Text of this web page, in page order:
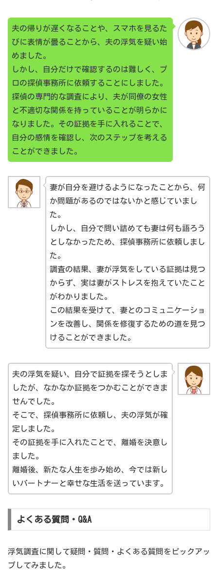
夫の帰りが遅くなることや、スマホを見るた
びに表情が曇ることから、夫の浮気を疑い始
めました。
しかし、自分だけで確認するのは難しく、プ
ロの探偵事務所に依頼することにしました。
探偵の専門的な調査により、夫が同僚の女性
と不適切な関係を持っていることが明らかに
なりました。その証拠を手に入れることで、
自分の感情を確認し、次のステップを考える
ことができました。
妻が自分を避けるようになったことから、何
か問題があるのではないかと感じていまし
た。
しかし、自分で問い詰めても妻は何も語ろう
としなかったため、探偵事務所に依頼しまし
た。
調査の結果、妻が浮気をしている証拠は見つ
からず、実は妻がストレスを抱えていたこと
がわかりました。
この結果を受けて、妻とのコミュニケーショ
ンを改善し、関係を修復するための道を見つ
けることができました。
夫の浮気を疑い、自分で証拠を探そうとしま
したが、なかなか証拠をつかむことができま
せんでした。
そこで、探偵事務所に依頼し、夫の浮気が確
定しました。
その証拠を手に入れたことで、離婚を決意し
ました。
離婚後、新たな人生を歩み始め、今では新し
いパートナーと幸せな生活を送っています。
よくある質問・Q&A
浮気調査に関して疑問・質問・よくある質問をピックアッ
プしてみました。